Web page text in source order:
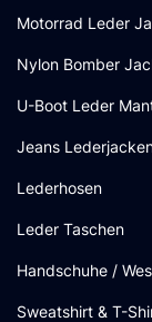
Motorrad Leder
Nylon Bomber
U-Boot Leder
Jeans
Lederhosen
Leder Taschen
Handschuhe /
Sweatshirt & T-